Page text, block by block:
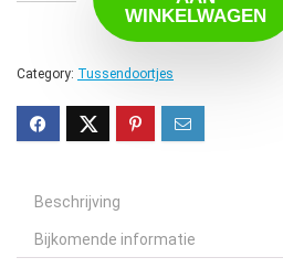
WINKELWAGEN
Category: Tussendoortjes
Beschrijving
Bijkomende informatie